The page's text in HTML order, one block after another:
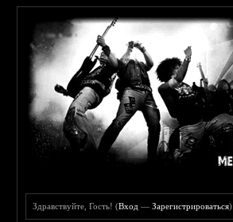
Здравствуйте, Гость! (Вход —Зарегистрироваться)